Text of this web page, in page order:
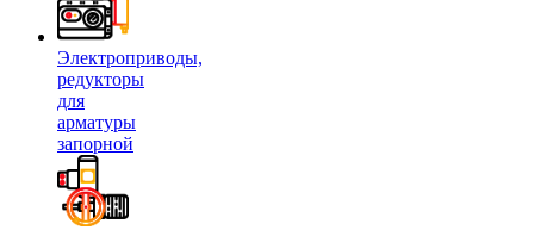
Электроприводы,
редукторы
для
арматуры
запорной